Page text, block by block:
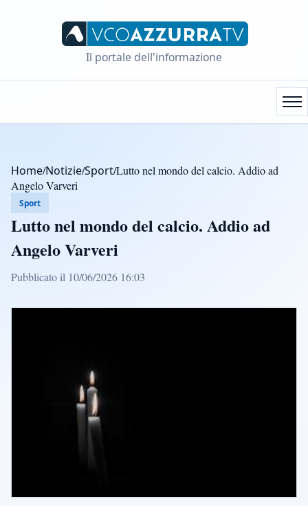
Il portale dell'informazione
Home/Notizie/Sport/Lutto nel mondo del calcio. Addio ad
Angelo Varveri
Sport
Lutto nel mondo del calcio. Addio ad
Angelo Varveri
Pubblicato il 10/06/2026 16:03